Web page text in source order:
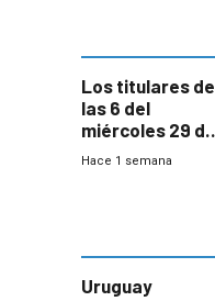
Los titulares de
las 6 del
miércoles 29 de
julio de 2026
Hace 1 semana
Uruguay